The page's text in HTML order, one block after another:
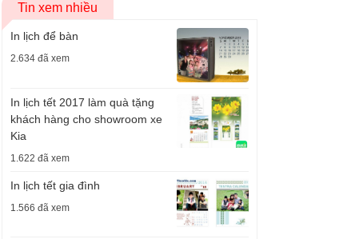
Tin xem nhiều
In lịch để bàn
2.634 đã xem
In lịch tết 2017 làm quà tặng
khách hàng cho showroom xe
Kia
1.622 đã xem
In lịch tết gia đình
1.566 đã xem